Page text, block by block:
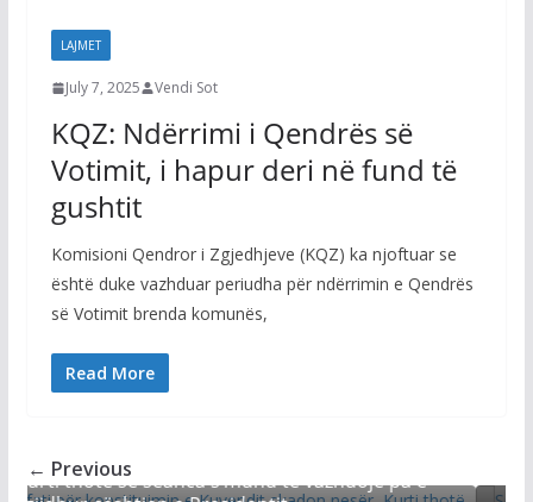
LAJMET
July 7, 2025 Vendi Sot
KQZ: Ndërrimi i Qendrës së
Votimit, i hapur deri në fund të
gushtit
Komisioni Qendror i Zgjedhjeve (KQZ) ka njoftuar se
është duke vazhduar periudha për ndërrimin e Qendrës
së Votimit brenda komunës,
Read More
← Previous
skadon nesër,
vazhdojë pa e